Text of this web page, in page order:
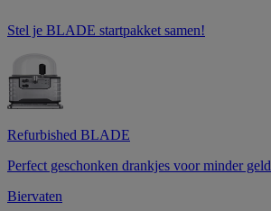
Stel je BLADE startpakket samen!
Refurbished BLADE
Perfect geschonken drankjes voor minder geld
Biervaten